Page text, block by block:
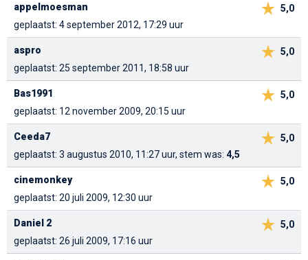
5,0
appelmoesman
geplaatst: 4 september 2012, 17:29 uur
5,0
aspro
geplaatst: 25 september 2011, 18:58 uur
5,0
Bas1991
geplaatst: 12 november 2009, 20:15 uur
5,0
Ceeda7
geplaatst: 3 augustus 2010, 11:27 uur, stem was: 4,5
5,0
cinemonkey
geplaatst: 20 juli 2009, 12:30 uur
5,0
Daniel 2
geplaatst: 26 juli 2009, 17:16 uur